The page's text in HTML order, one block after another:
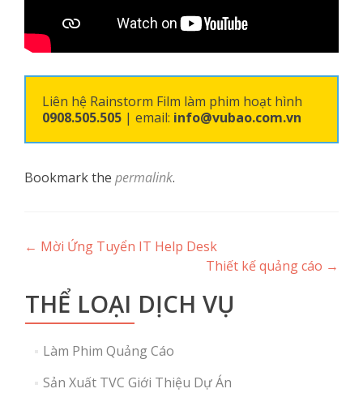
Liên hệ Rainstorm Film làm phim hoạt hình
0908.505.505 | email: info@vubao.com.vn
Bookmark the permalink.
Post
← Mời Ứng Tuyển IT Help Desk
Thiết kế quảng cáo →
THỂ LOẠI DỊCH VỤ
Làm Phim Quảng Cáo
Sản Xuất TVC Giới Thiệu Dự Án